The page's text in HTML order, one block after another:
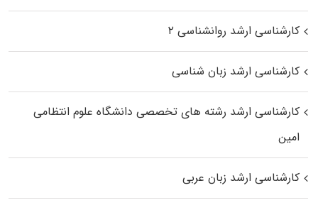
کارشناسی ارشد روانشناسی ۲
کارشناسی ارشد زبان شناسی
کارشناسی ارشد رﺷﺘﻪ ﻫﺎی تخصصی داﻧﺸﮕﺎه ﻋﻠﻮم انتظامی
اﻣﻴﻦ
کارشناسی ارشد زبان عربی